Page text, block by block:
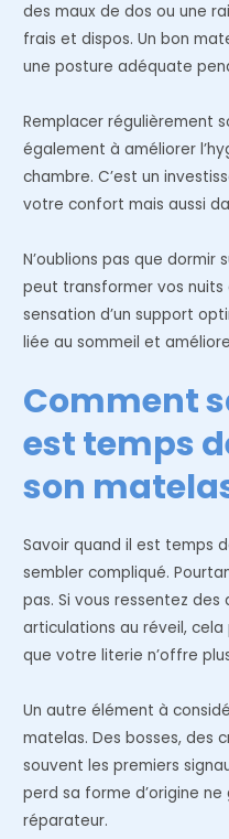
des maux de dos ou une
frais et dispos. Un bon
une posture adéquate
Remplacer régulièrement
également à améliorer
chambre. C’est un
votre confort mais aussi
N’oublions pas que dormir
peut transformer vos nuits
sensation d’un support
liée au sommeil et
Comment
est temps
son
Savoir quand il est temps
sembler compliqué.
pas. Si vous ressentez des
articulations au réveil,
que votre literie n’offre
Un autre élément à
matelas. Des bosses, des
souvent les premiers
perd sa forme d’origine
réparateur.